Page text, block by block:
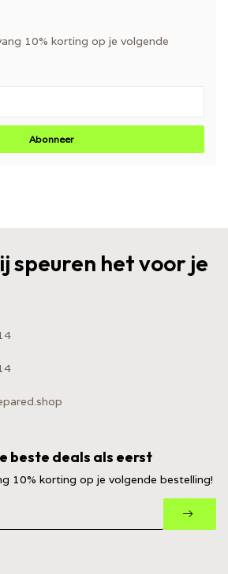
10% korting op je volgende
Abonneer
speuren het voor je
beste deals als eerst
10% korting op je volgende bestelling!